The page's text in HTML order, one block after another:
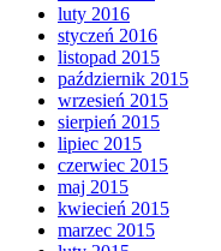
luty 2016
styczeń 2016
listopad 2015
październik 2015
wrzesień 2015
sierpień 2015
lipiec 2015
czerwiec 2015
maj 2015
kwiecień 2015
marzec 2015